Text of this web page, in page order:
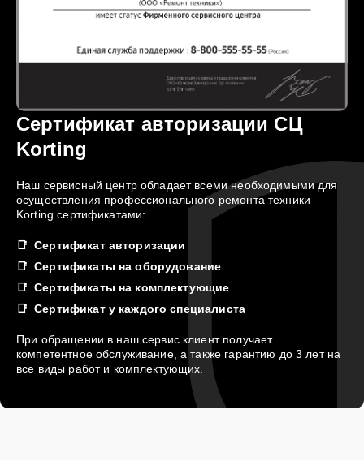
Сертификат авторизации СЦ
Korting
Наш сервисный центр обладает всеми необходимыми для
осуществления профессионального ремонта техники
Korting сертификатами:
Сертификат авторизации
Сертификаты на оборудование
Сертификаты на комплектующие
Сертификат у каждого специалиста
При обращении в наш сервис клиент получает
компетентное обслуживание, а также гарантию до 3 лет на
все виды работ и комплектующих.